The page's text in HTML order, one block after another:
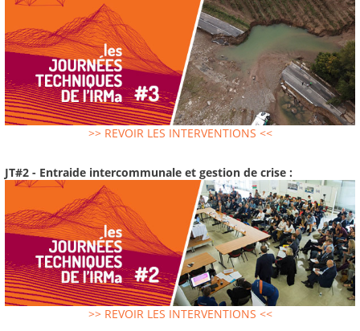
>> REVOIR LES INTERVENTIONS <<
JT#2 - Entraide intercommunale et gestion de crise :
>> REVOIR LES INTERVENTIONS <<